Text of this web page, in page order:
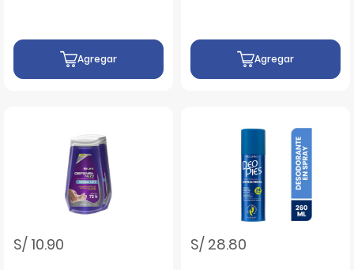
Agregar Agregar
S/ 10.90 S/ 28.80